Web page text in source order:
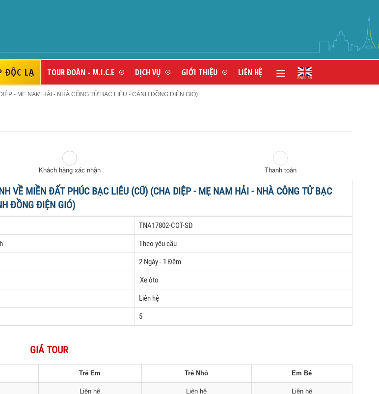
ĐỘC LẠ TOUR ĐOÀN - M.I.C.E DỊCH VỤ GIỚI THIỆU LIÊN HỆ
- MẸ NAM HẢI - NHÀ CÔNG TỬ BẠC LIÊU - CÁNH ĐỒNG ĐIỆN GIÓ)...
Khách hàng xác nhận Thanh toán
VỀ MIỀN ĐẤT PHÚC BẠC LIÊU (CŨ) (CHA DIỆP - MẸ NAM HẢI - NHÀ CÔNG TỬ BẠC
ĐỒNG ĐIỆN GIÓ)
TNA17802-COT-SD
Theo yêu cầu
2 Ngày - 1 Đêm
Xe ôto
Liên hệ
5
GIÁ TOUR
Trẻ Em Trẻ Nhỏ Em Bé
Liên hệ Liên hệ Liên hệ